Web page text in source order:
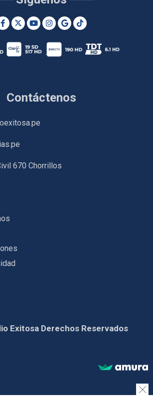
Contáctenos
670 Chorrillos
Exitosa Derechos Reservados